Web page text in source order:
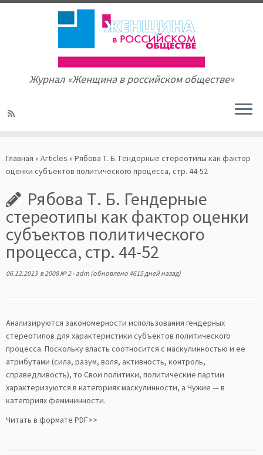
to
content
Журнал «Женщина в российском обществе»
Главная » Articles » Рябова Т. Б. Гендерные стереотипы как фактор
оценки субъектов политического процесса, стр. 44-52
Рябова Т. Б. Гендерные
стереотипы как фактор оценки
субъектов политического
процесса, стр. 44-52
06.12.2013в2008 № 2- adm (обновлено 4615 дней назад)
Анализируются закономерности использования гендерных
стереотипов для характеристики субъектов политического
процесса. Поскольку власть соотносится с маскулинностью и ее
атрибутами (сила, разум, воля, активность, контроль,
справедливость), то Свои политики, политические партии
характеризуются в категориях маскулинности, а Чужие — в
категориях фемининности.
Читать в формате PDF>>